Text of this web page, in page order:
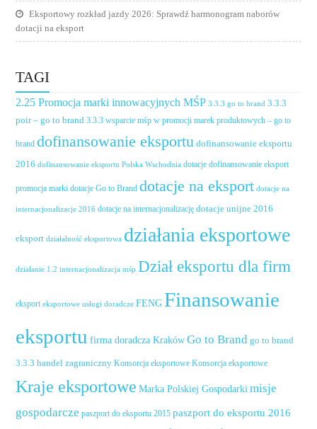
Eksportowy rozkład jazdy 2026: Sprawdź harmonogram naborów
dotacji na eksport
TAGI
2.25 Promocja marki innowacyjnych MŚP 3.3.3 go to brand 3.3.3
poir – go to brand 3.3.3 wsparcie mśp w promocji marek produktowych – go to
brand dofinansowanie eksportu dofinansowanie eksportu
2016 dofinansowanie eksportu Polska Wschodnia dotacje dofinansowanie eksport
promocja marki dotacje Go to Brand dotacje na eksport dotacje na
internacjonalizacje 2016 dotacje na internacjonalizację dotacje unijne 2016
eksport działalność eksportowa działania eksportowe
działanie 1.2 internacjonalizacja mśp Dział eksportu dla firm
eksport eksportowe usługi doradcze FENG Finansowanie
eksportu firma doradcza Kraków Go to Brand go to brand
3.3.3 handel zagraniczny Konsorcja eksportowe Konsorcja eksportowe
Kraje eksportowe Marka Polskiej Gospodarki misje
gospodarcze paszport do eksportu 2015 paszport do eksportu 2016